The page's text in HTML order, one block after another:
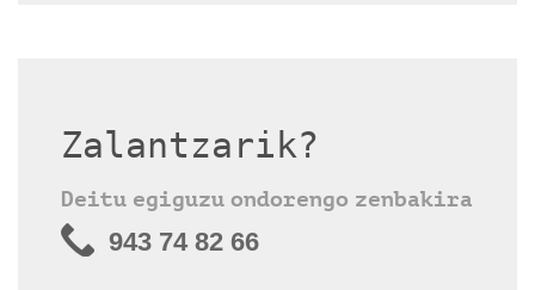
Zalantzarik?
Deitu egiguzu ondorengo zenbakira
943 74 82 66